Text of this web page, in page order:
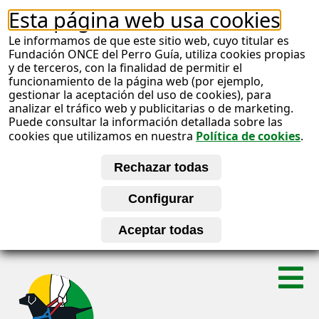
Esta página web usa cookies
Le informamos de que este sitio web, cuyo titular es
Fundación ONCE del Perro Guía, utiliza cookies propias
y de terceros, con la finalidad de permitir el
funcionamiento de la página web (por ejemplo,
gestionar la aceptación del uso de cookies), para
analizar el tráfico web y publicitarias o de marketing.
Puede consultar la información detallada sobre las
cookies que utilizamos en nuestra Política de cookies.
S
A